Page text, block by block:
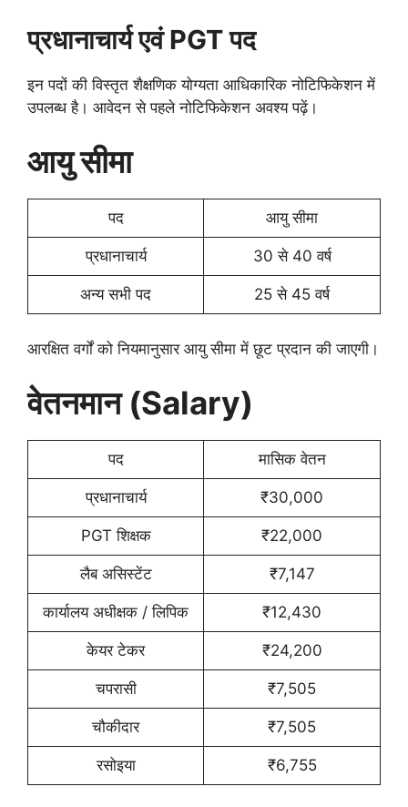
प्रधानाचार्य एवं PGT पद
इन पदों की विस्तृत शैक्षणिक योग्यता आधिकारिक नोटिफिकेशन में
उपलब्ध है। आवेदन से पहले नोटिफिकेशन अवश्य पढ़ें।
आयु सीमा
पद आयु सीमा
प्रधानाचार्य 30 से 40 वर्ष
अन्य सभी पद 25 से 45 वर्ष
आरक्षित वर्गों को नियमानुसार आयु सीमा में छूट प्रदान की जाएगी।
वेतनमान (Salary)
पद मासिक वेतन
प्रधानाचार्य ₹30,000
PGT शिक्षक ₹22,000
लैब असिस्टेंट ₹7,147
कार्यालय अधीक्षक / लिपिक ₹12,430
केयर टेकर ₹24,200
चपरासी ₹7,505
चौकीदार ₹7,505
रसोइया ₹6,755